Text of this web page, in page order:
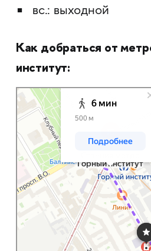
вс.: выходной
Как добраться от
институт:
Санкт‑Петербург
Канатный цех с водонапорной башней
доехать на автомобиле, общественным
Яндекс Карты